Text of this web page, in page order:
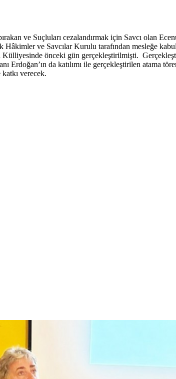
ve Suçluları cezalandırmak için Savcı olan
Hâkimler ve Savcılar Kurulu tarafından mesleğe
önceki gün gerçekleştirilmişti.
Erdoğan’ın da katılımı ile gerçekleştirilen atama
verecek.